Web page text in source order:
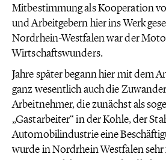
Mitbestimmung als Kooperation
und Arbeitgebern hier ins Werk
Nordrhein-Westfalen war der
Wirtschaftswunders.
Jahre später begann hier mit dem
ganz wesentlich auch die
Arbeitnehmer, die zunächst als
„Gastarbeiter“ in der Kohle, der
Automobilindustrie eine
wurde in Nordrhein Westfalen sehr